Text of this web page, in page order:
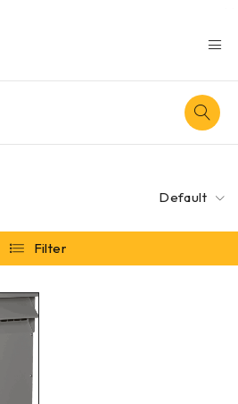
Default
Filter